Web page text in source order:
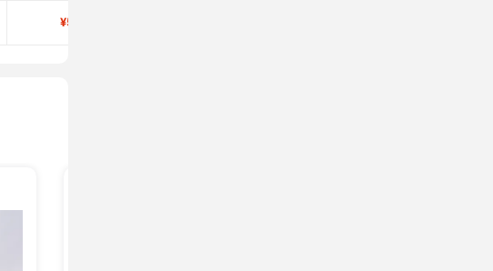
¥584